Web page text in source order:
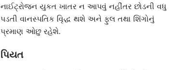
નાઈટ્રોજન યુકત ખાતર ન આપવું નહીંતર છોડની વધુ
પડતી વાનસ્પતિક વૃિદ્ધ થશે અને ફુલ તથા શિંગોનું
પ્રમાણ ઓછુ રહેશે.
પિયત